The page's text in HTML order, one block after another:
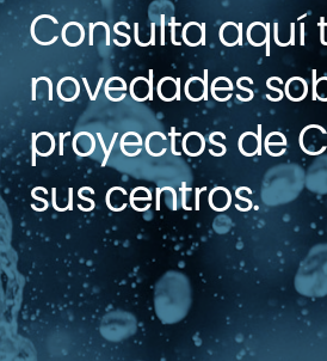
Consulta aquí
novedades
proyectos de
sus centros.